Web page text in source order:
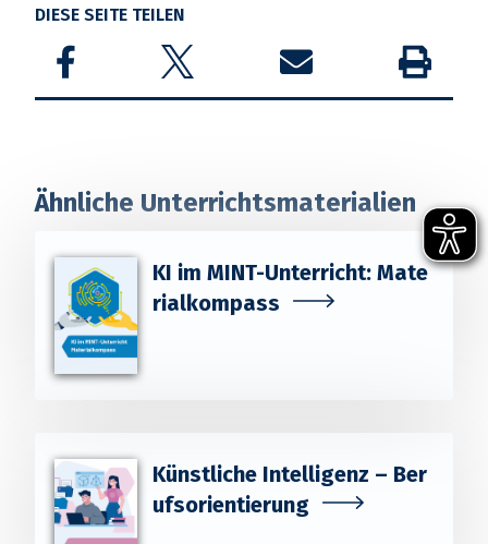
DIESE SEITE TEILEN
Share on FacebookShare on TwitterShare by email Drucken
Ähnliche Unterrichtsmaterialien
KI im MINT-Unterricht: Mate
rialkompass
Künstliche Intelligenz – Ber
ufsorientierung